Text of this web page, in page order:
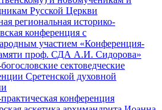
Русской Церкви
региональная историко-
конференция с
участием «Конференция-
проф. СДА А.И. Сидорова»
сектоведческие
Сретенской духовной
конференция